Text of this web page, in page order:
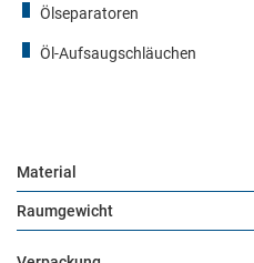
Ölseparatoren
Öl-Aufsaugschläuchen
Material
Raumgewicht